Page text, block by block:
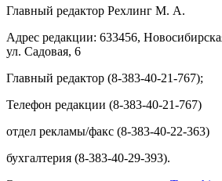
Главный редактор Рехлинг М. А.
Адрес редакции: 633456,
ул. Садовая, 6
Главный редактор (8-383-40-21-767);
Телефон редакции (8-383-40-21-767)
отдел рекламы/факс (8-383-40-22-363)
бухгалтерия (8-383-40-29-393).